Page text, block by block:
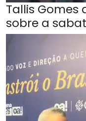
Tallis Gomes
sobre a